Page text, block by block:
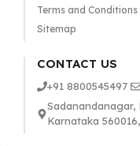
Terms and Conditions
Sitemap
CONTACT US
+91 8800545497
Karnataka